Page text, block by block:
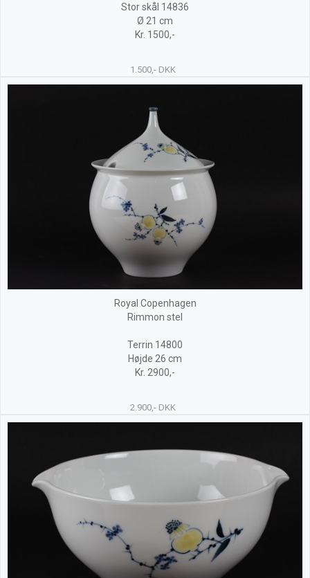
Stor skål 14836
Ø 21 cm
Kr. 1500,-
1.500,- DKK
Royal Copenhagen
Rimmon stel
Terrin 14800
Højde 26 cm
Kr. 2900,-
2.900,- DKK